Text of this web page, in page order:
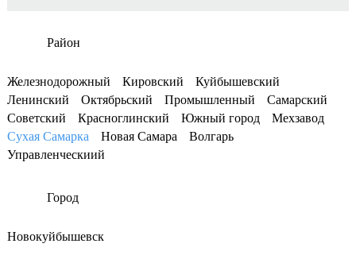
Район
Железнодорожный Кировский
Куйбышевский
Ленинский
Октябрьский Промышленный
Самарский
Советский
Красноглинский Южный город
Мехзавод
Сухая Самарка
Новая Самара
Волгарь
Управленческиий
Город
Новокуйбышевск